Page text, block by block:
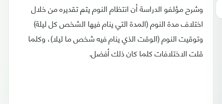
وشرح مؤلفو الدراسة أن انتظام النوم يتم تقديره من خلال
اختلاف مدة النوم (المدة التي ينام فيها الشخص كل ليلة)
وتوقيت النوم (الوقت الذي ينام فيه شخص ما ليلا)، وكلما
قلت الاختلافات كلما كان ذلك أفضل.